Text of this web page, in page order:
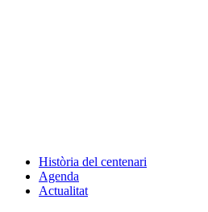
Història del centenari
Agenda
Actualitat